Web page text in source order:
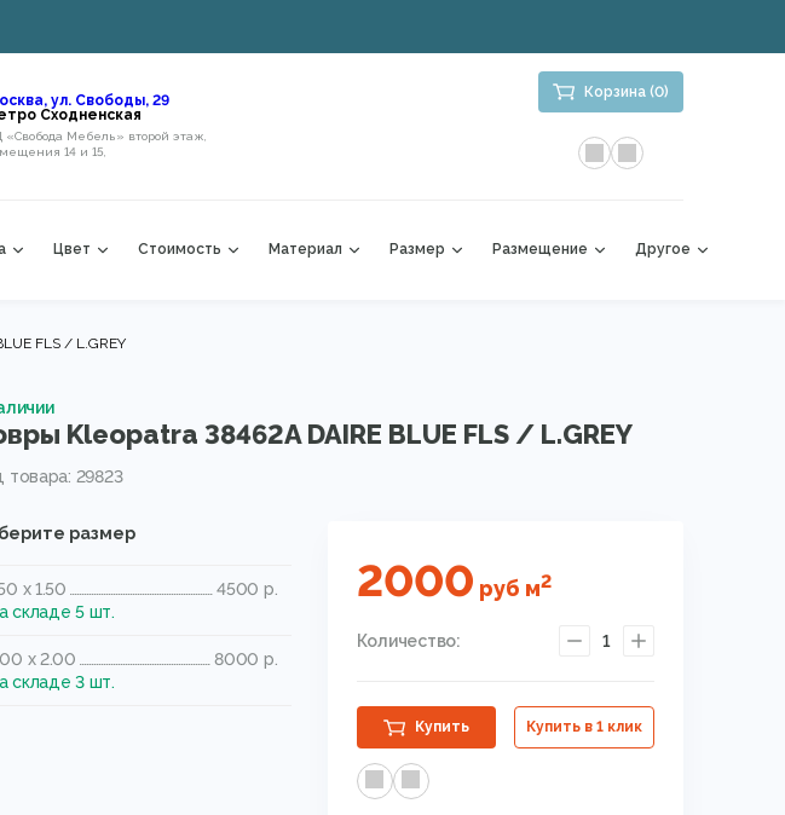
ул. Свободы, 29
Сходненская
«Свобода Мебель» второй этаж,
14 и 15,
Корзина (0)
Цвет Стоимость Материал Размер Размещение Другое
FLS / L.GREY
Kleopatra 38462A DAIRE BLUE FLS / L.GREY
товара: 29823
размер
x 1.50
4500 р.
складе 5 шт.
x 2.00
8000 р.
складе 3 шт.
2000 руб м2
Количество: 1
Купить Купить в 1 клик